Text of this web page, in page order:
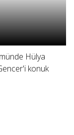
Hülya
konuk